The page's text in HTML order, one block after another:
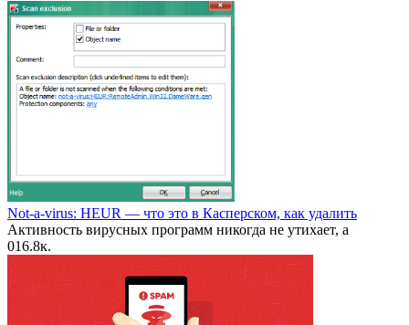
Not-a-virus: HEUR — что это в Касперском, как удалить
Активность вирусных программ никогда не утихает, а
016.8к.